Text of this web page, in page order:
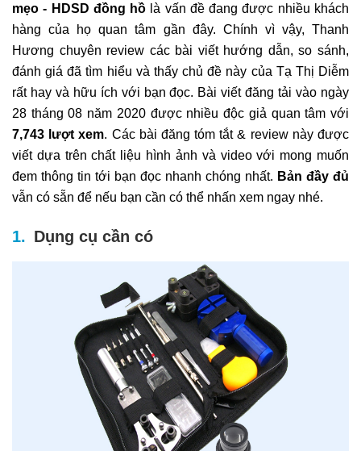
mẹo - HDSD đồng hồ là vấn đề đang được nhiều khách
hàng của họ quan tâm gần đây. Chính vì vậy, Thanh
Hương chuyên review các bài viết hướng dẫn, so sánh,
đánh giá đã tìm hiểu và thấy chủ đề này của Tạ Thị Diễm
rất hay và hữu ích với bạn đọc. Bài viết đăng tải vào ngày
28 tháng 08 năm 2020 được nhiều độc giả quan tâm với
7,743 lượt xem. Các bài đăng tóm tắt & review này được
viết dựa trên chất liệu hình ảnh và video với mong muốn
đem thông tin tới bạn đọc nhanh chóng nhất. Bản đầy đủ
vẫn có sẵn để nếu bạn cần có thể nhấn xem ngay nhé.
Dụng cụ cần có